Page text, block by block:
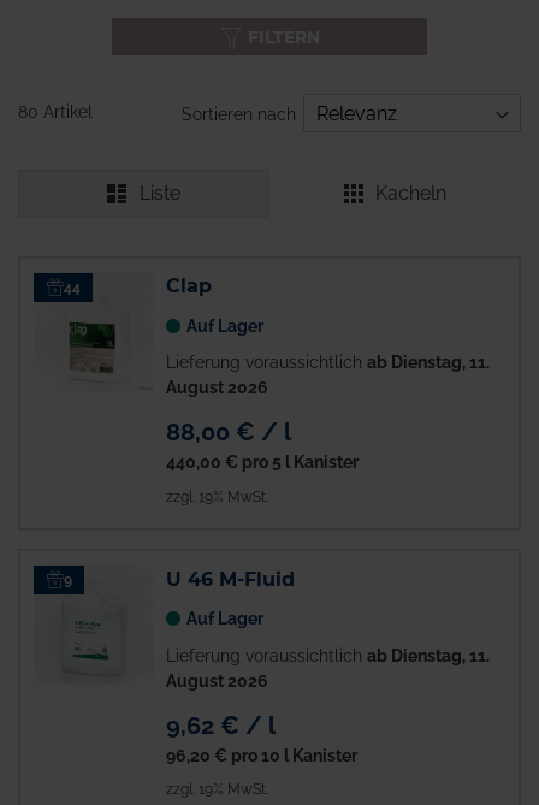
80 Artikel Sortieren nach
Liste Kacheln
44 Clap
Auf Lager
Lieferung voraussichtlich ab Dienstag, 11.
August 2026
88,00 € / l
440,00 € pro 5 l Kanister
zzgl. 19% MwSt.
9 U 46 M-Fluid
Auf Lager
Lieferung voraussichtlich ab Dienstag, 11.
August 2026
9,62 € / l
96,20 € pro 10 l Kanister
zzgl. 19% MwSt.